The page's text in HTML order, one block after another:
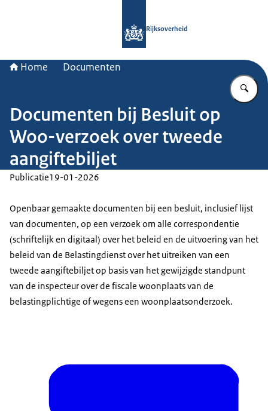
Rijksoverheid
Home Documenten
Documenten bij Besluit op
Woo-verzoek over tweede
aangiftebiljet
Publicatie19-01-2026
Openbaar gemaakte documenten bij een besluit, inclusief lijst
van documenten, op een verzoek om alle correspondentie
(schriftelijk en digitaal) over het beleid en de uitvoering van het
beleid van de Belastingdienst over het uitreiken van een
tweede aangiftebiljet op basis van het gewijzigde standpunt
van de inspecteur over de fiscale woonplaats van de
belastingplichtige of wegens een woonplaatsonderzoek.